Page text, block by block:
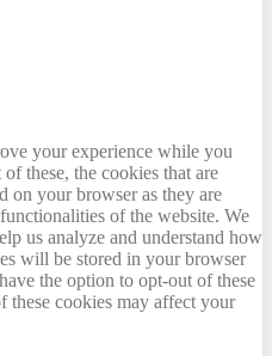
your experience while you
these, the cookies that are
on your browser as they are
of the website. We
us analyze and understand how
will be stored in your browser
the option to opt-out of these
these cookies may affect your